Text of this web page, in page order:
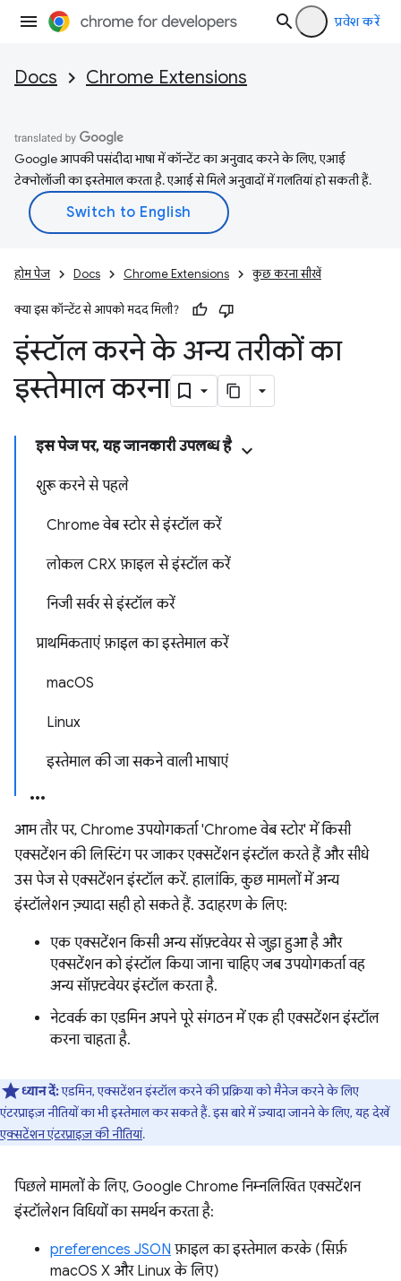
प्रवेश करें
Docs Chrome Extensions
Google आपकी पसंदीदा भाषा में कॉन्टेंट का अनुवाद करने के लिए, एआई
टेक्नोलॉजी का इस्तेमाल करता है. एआई से मिले अनुवादों में गलतियां हो सकती हैं.
होम पेज Docs Chrome Extensions कुछ करना सीखें
क्या इस कॉन्टेंट से आपको मदद मिली?
इंस्टॉल करने के अन्य तरीकों का
इस्तेमाल करना
इस पेज पर, यह जानकारी उपलब्ध है
शुरू करने से पहले
Chrome वेब स्टोर से इंस्टॉल करें
लोकल CRX फ़ाइल से इंस्टॉल करें
निजी सर्वर से इंस्टॉल करें
प्राथमिकताएं फ़ाइल का इस्तेमाल करें
macOS
Linux
इस्तेमाल की जा सकने वाली भाषाएं
आम तौर पर, Chrome उपयोगकर्ता 'Chrome वेब स्टोर' में किसी
एक्सटेंशन की लिस्टिंग पर जाकर एक्सटेंशन इंस्टॉल करते हैं और सीधे
उस पेज से एक्सटेंशन इंस्टॉल करें. हालांकि, कुछ मामलों में अन्य
इंस्टॉलेशन ज़्यादा सही हो सकते हैं. उदाहरण के लिए:
एक एक्सटेंशन किसी अन्य सॉफ़्टवेयर से जुड़ा हुआ है और
एक्सटेंशन को इंस्टॉल किया जाना चाहिए जब उपयोगकर्ता वह
अन्य सॉफ़्टवेयर इंस्टॉल करता है.
नेटवर्क का एडमिन अपने पूरे संगठन में एक ही एक्सटेंशन इंस्टॉल
करना चाहता है.
ध्यान दें:एडमिन, एक्सटेंशन इंस्टॉल करने की प्रक्रिया को मैनेज करने के लिए
एंटरप्राइज़ नीतियों का भी इस्तेमाल कर सकते हैं. इस बारे में ज़्यादा जानने के लिए, यह देखें
एक्सटेंशन एंटरप्राइज़ की नीतियां.
पिछले मामलों के लिए, Google Chrome निम्नलिखित एक्सटेंशन
इंस्टॉलेशन विधियों का समर्थन करता है:
preferences JSON फ़ाइल का इस्तेमाल करके (सिर्फ़
macOS X और Linux के लिए)